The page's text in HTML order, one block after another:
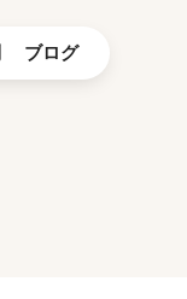
ブログ